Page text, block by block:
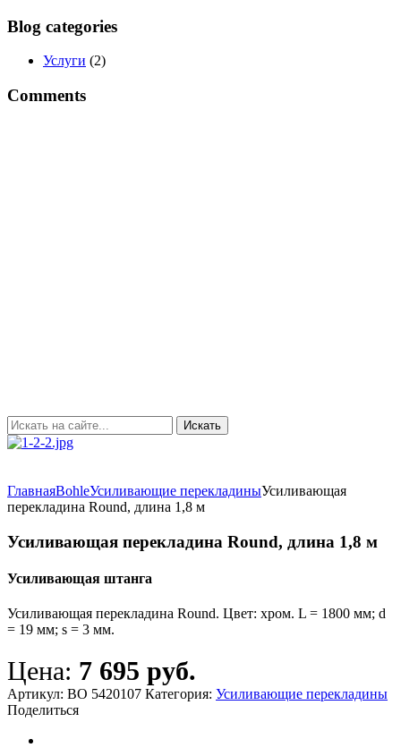
Blog categories
Услуги (2)
Comments
ГлавнаяBohleУсиливающие перекладиныУсиливающая
перекладина Round, длина 1,8 м
Усиливающая перекладина Round, длина 1,8 м
Усиливающая штанга
Усиливающая перекладина Round. Цвет: хром. L = 1800 мм; d
= 19 мм; s = 3 мм.
Цена: 7 695 руб.
Артикул: ВО 5420107 Категория: Усиливающие перекладины
Поделиться